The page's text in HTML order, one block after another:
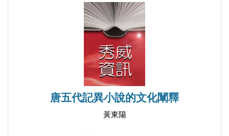
成自己的學術風格；四川師大講師葉珣博士的〈國家
主義與郭沫若五四時期文學創作論〉，針對郭沫若五
四時期文學創作中濃厚的國家主義特色進行分析，指
出其受到梁啟超、曾琦及創造社成員郁達夫、鄭伯奇
等人的影響，即使是1949年之後，郭沫若的戲劇創作
仍帶有強烈的愛國主義色彩。
張堂錡／見證時代的聲音─評林淑貞《歷史回眸─民
國詩話的書寫與闡述史料鉤沉
徐尹白／作家徐訏宛の書簡リスト（致作家徐訏之書
簡清單）民國文學研究資料初編
黃惠玲等／有了愛，就有了一切─冰心在台文學傳播
潘一諾等／失去擁抱的安慰─穆旦在台文學傳播與接
唐五代記異小說的文化闡釋
黃東陽